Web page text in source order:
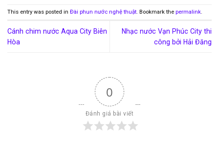
This entry was posted in Đài phun nước nghệ thuật. Bookmark the permalink.
Cánh chim nước Aqua City Biên
Hòa
Nhạc nước Vạn Phúc City thi
công bởi Hải Đăng
0
Đánh giá bài viết